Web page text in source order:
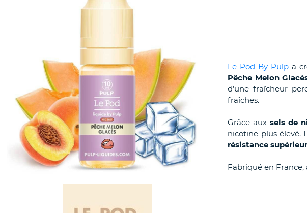
Le Pod By Pulp a
Pêche Melon
d’une fraîcheur
fraîches.
Grâce aux sels de
nicotine plus élevé.
résistance
Fabriqué en France,